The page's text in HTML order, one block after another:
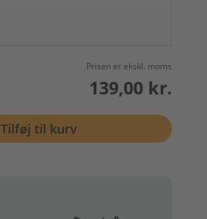
Prisen er ekskl. moms
139,00 kr.
Tilføj til kurv